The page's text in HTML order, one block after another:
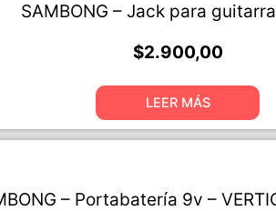
SAMBONG – Jack para
$2.900,00
LEER MÁS
– Portabatería 9v –